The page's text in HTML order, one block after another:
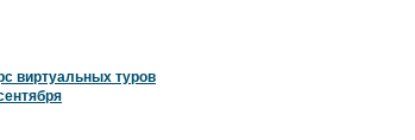
виртуальных туров